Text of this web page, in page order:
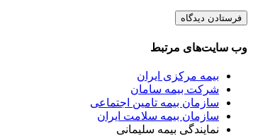
وب سایت‌های مرتبط
بیمه مرکزی ایران
شرکت بیمه سامان
سازمان بیمه تامین اجتماعی
سازمان بیمه سلامت ایران
نمایندگی بیمه سلیمانی